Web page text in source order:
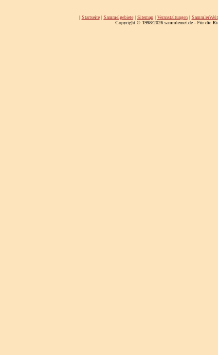
| Startseite| Sammelgebiete| Sitemap| Veranstaltungen| SammlerWelt
Copyright © 1998/2026 sammlernet.de - Für die